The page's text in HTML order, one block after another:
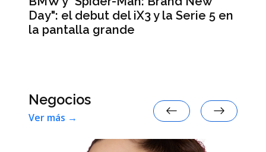
Day": el debut del iX3 y la Serie 5 en
la pantalla grande
Negocios
Ver más →